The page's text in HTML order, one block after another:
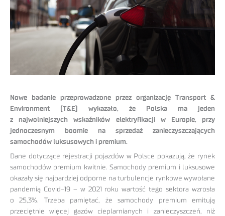
Nowe badanie przeprowadzone przez organizację Transport &
Environment (T&E) wykazało, że Polska ma jeden
z najwolniejszych wskaźników elektryfikacji w Europie, przy
jednoczesnym boomie na sprzedaż zanieczyszczających
samochodów luksusowych i premium.
Dane dotyczące rejestracji pojazdów w Polsce pokazują, że rynek
samochodów premium kwitnie. Samochody premium i luksusowe
okazały się najbardziej odporne na turbulencje rynkowe wywołane
pandemią Covid-19 – w 2021 roku wartość tego sektora wzrosła
o 25,3%. Trzeba pamiętać, że samochody premium emitują
przeciętnie więcej gazów cieplarnianych i zanieczyszczeń, niż